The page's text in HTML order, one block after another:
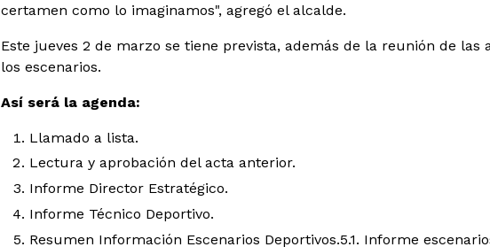
certamen como lo imaginamos", agregó el alcalde.
Este jueves 2 de marzo se tiene prevista, además de la reunión de
los escenarios.
Así será la agenda:
Llamado a lista.
Lectura y aprobación del acta anterior.
Informe Director Estratégico.
Informe Técnico Deportivo.
Resumen Información Escenarios Deportivos.5.1. Informe